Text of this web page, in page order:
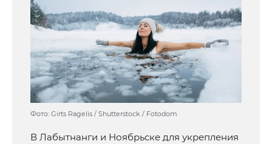
Фото: Girts Ragelis / Shutterstock / Fotodom
В Лабытнанги и Ноябрьске для укрепления